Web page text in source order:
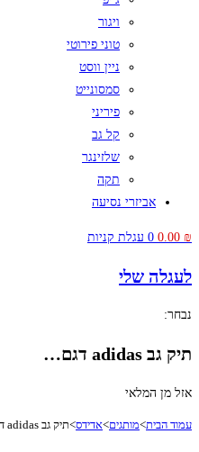
ויגור
טוני פירוטי
ניין ווסט
סמסונייט
פיריני
קל גב
שלזינגר
תקה
אביזרי נסיעה
0.00 ₪
0 עגלת קניות
לעגלה שלי
נבחר:
תיק גב adidas דגם…
אזל מן המלאי
עמוד הבית>מותגים>אדידס>תיק גב adidas דגם 00299